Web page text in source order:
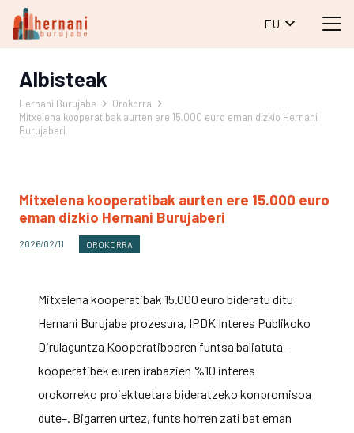
EU
Albisteak
Hernani Burujabe
Orokorra
Mitxelena kooperatibak aurten ere 15.000 euro eman dizkio Hernani
Burujaberi
Mitxelena kooperatibak aurten ere 15.000 euro
eman dizkio Hernani Burujaberi
2026/02/11 OROKORRA
Mitxelena kooperatibak 15.000 euro bideratu ditu
Hernani Burujabe prozesura, IPDK Interes Publikoko
Dirulaguntza Kooperatiboaren funtsa baliatuta –
kooperatibek euren irabazien %10 interes
orokorreko proiektuetara bideratzeko konpromisoa
dute–. Bigarren urtez, funts horren zati bat eman